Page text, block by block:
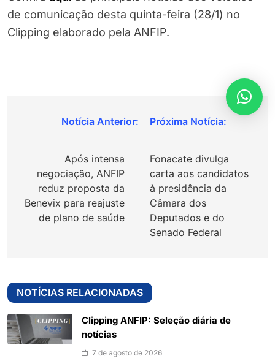
de comunicação desta quinta-feira (28/1) no
Clipping elaborado pela ANFIP.
Navegação
Post
Após intensa
negociação, ANFIP
reduz proposta da
Benevix para reajuste
de plano de saúde
Fonacate divulga
carta aos candidatos
à presidência da
Câmara dos
Deputados e do
Senado Federal
NOTÍCIAS RELACIONADAS
Clipping ANFIP: Seleção diária de
notícias
7 de agosto de 2026